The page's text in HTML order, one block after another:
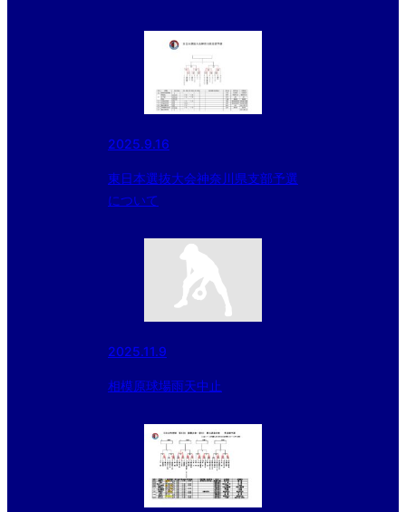
2025.9.16
東日本選抜大会神奈川県支部予選
について
2025.11.9
相模原球場雨天中止